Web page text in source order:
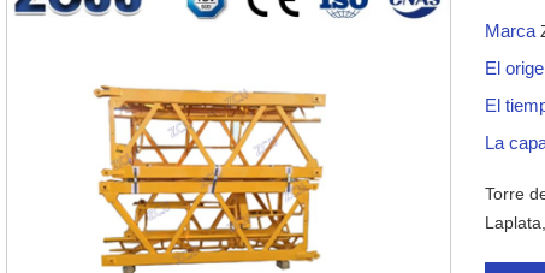
Marca
El
El
La
Torre